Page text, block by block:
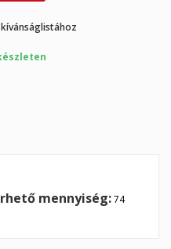
mennyiség:74
létrehozása